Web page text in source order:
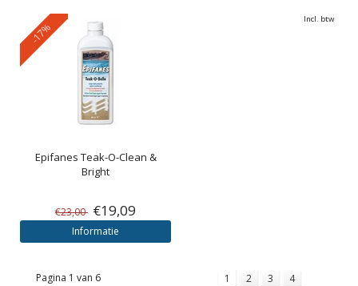
-17%
Epifanes Teak-O-Clean &
Bright
€23,00 €19,09
Informatie
Incl. btw
Pagina 1 van 6 1 2 3
4